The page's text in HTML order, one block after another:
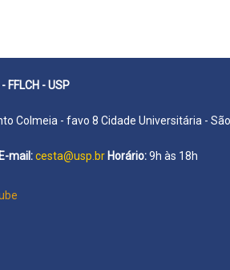
- USP
Colmeia - favo 8 Cidade Universitária -
E-mail:cesta@usp.br Horário:9h às 18h